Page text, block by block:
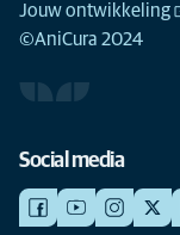
Jouw ontwikkeling
©AniCura 2024
Social media